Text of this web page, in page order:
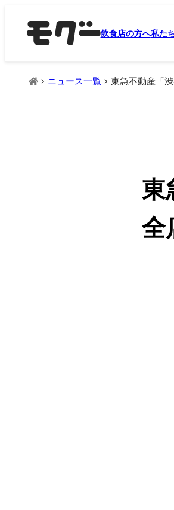
飲食店の方へ私た
ニュース一覧 東急不動産「
東
全